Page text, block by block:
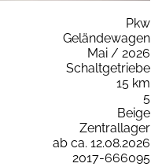
Pkw
Geländewagen
Mai / 2026
Schaltgetriebe
15 km
5
Beige
Zentrallager
ab ca. 12.08.2026
2017-666095